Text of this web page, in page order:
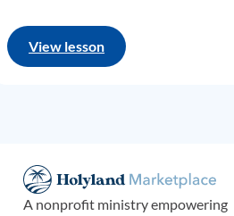
في
مرة
View lesson
A nonprofit ministry empowering